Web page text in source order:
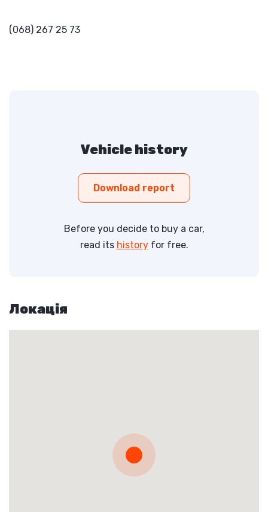
(068) 267 25 73
Vehicle history
Download report
Before you decide to buy a car,
read its historyfor free.
Локація